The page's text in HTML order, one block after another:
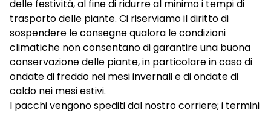
delle festività, al fine di ridurre al minimo i tempi di
trasporto delle piante. Ci riserviamo il diritto di
sospendere le consegne qualora le condizioni
climatiche non consentano di garantire una buona
conservazione delle piante, in particolare in caso di
ondate di freddo nei mesi invernali e di ondate di
caldo nei mesi estivi.
I pacchi vengono spediti dal nostro corriere; i termini